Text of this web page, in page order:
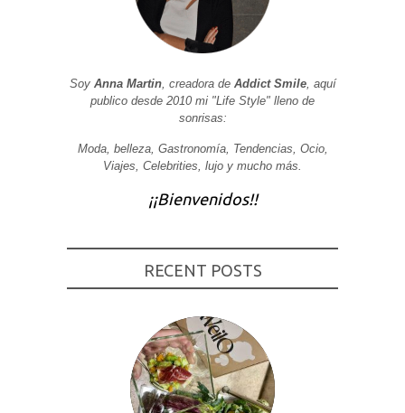
Soy Anna Martin, creadora de Addict Smile, aquí
publico desde 2010 mi "Life Style" lleno de
sonrisas:
Moda, belleza, Gastronomía, Tendencias, Ocio,
Viajes, Celebrities, lujo y mucho más.
¡¡Bienvenidos!!
RECENT POSTS
y estructura
de la web, en
base a cómo
mejor posible
rechaza estas